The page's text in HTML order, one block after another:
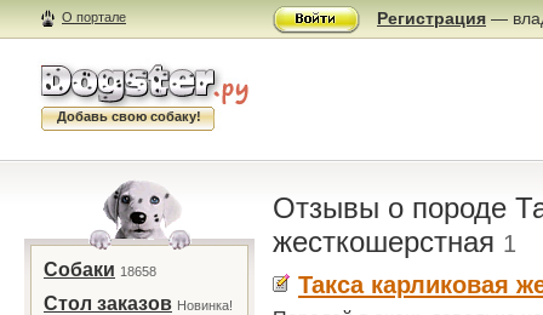
О портале Регистрация —
Добавь свою собаку!
Собаки 18658
Стол заказов Новинка!
Отзывы о породе
жесткошерстная 1
Такса карликовая